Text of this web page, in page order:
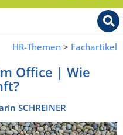
HR-Themen > Fachartikel
Office | Wie
SCHREINER